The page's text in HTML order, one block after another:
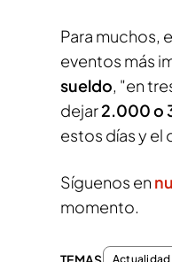
Para muchos,
eventos más
sueldo, "en
dejar2.000 o
estos días y el
Síguenos en
momento.
Actualidad